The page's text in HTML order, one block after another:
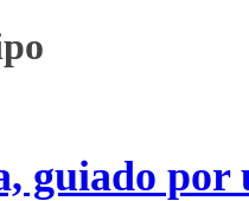
guiado por